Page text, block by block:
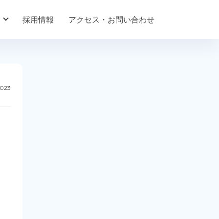
採用情報 アクセス・お問い合わせ